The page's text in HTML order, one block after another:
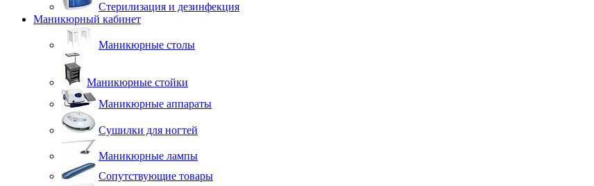
Стерилизация и дезинфекция
Маникюрный кабинет
Маникюрные столы
Маникюрные стойки
Маникюрные аппараты
Сушилки для ногтей
Маникюрные лампы
Сопутствующие товары